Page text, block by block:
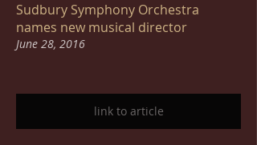
Sudbury Symphony Orchestra
names new musical director
June 28, 2016
link to article